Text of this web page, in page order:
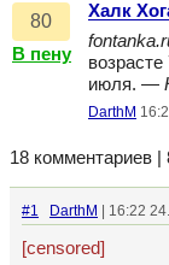
80
В пену
Халк
июля. —
DarthM
18 комментариев |
#1 DarthM | 16:22
[censored]